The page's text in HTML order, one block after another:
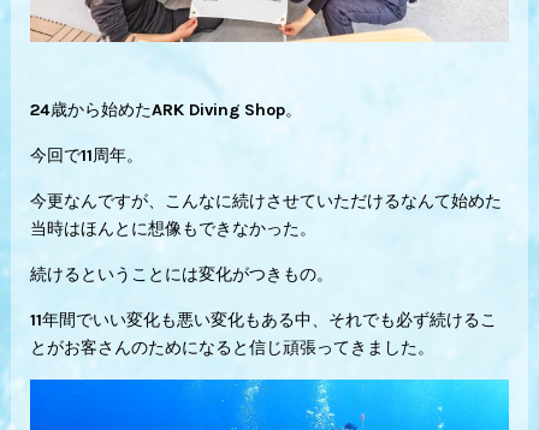
24歳から始めたARK Diving Shop。
今回で11周年。
今更なんですが、こんなに続けさせていただけるなんて始めた
当時はほんとに想像もできなかった。
続けるということには変化がつきもの。
11年間でいい変化も悪い変化もある中、それでも必ず続けるこ
とがお客さんのためになると信じ頑張ってきました。